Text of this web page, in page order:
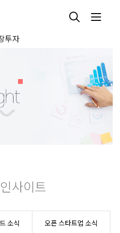
투자
사이트
소식 오픈 스타트업 소식